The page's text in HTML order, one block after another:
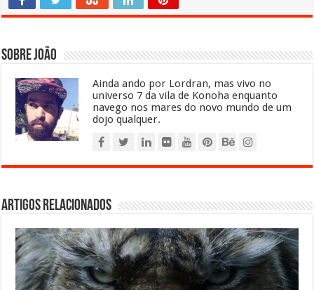
Sobre João
Ainda ando por Lordran, mas vivo no
universo 7 da vila de Konoha enquanto
navego nos mares do novo mundo de um
dojo qualquer.
Artigos relacionados